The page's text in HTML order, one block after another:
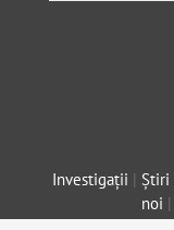
Investigații | Știri
noi |